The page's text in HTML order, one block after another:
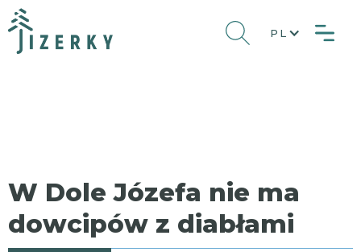
PL
W Dole Józefa nie ma
dowcipów z diabłami